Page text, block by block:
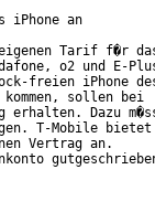
iPhone an
Tarif f�r
o2 und E-
freien iPhone
sollen bei
erhalten. Dazu
T-Mobile bietet
Vertrag an.